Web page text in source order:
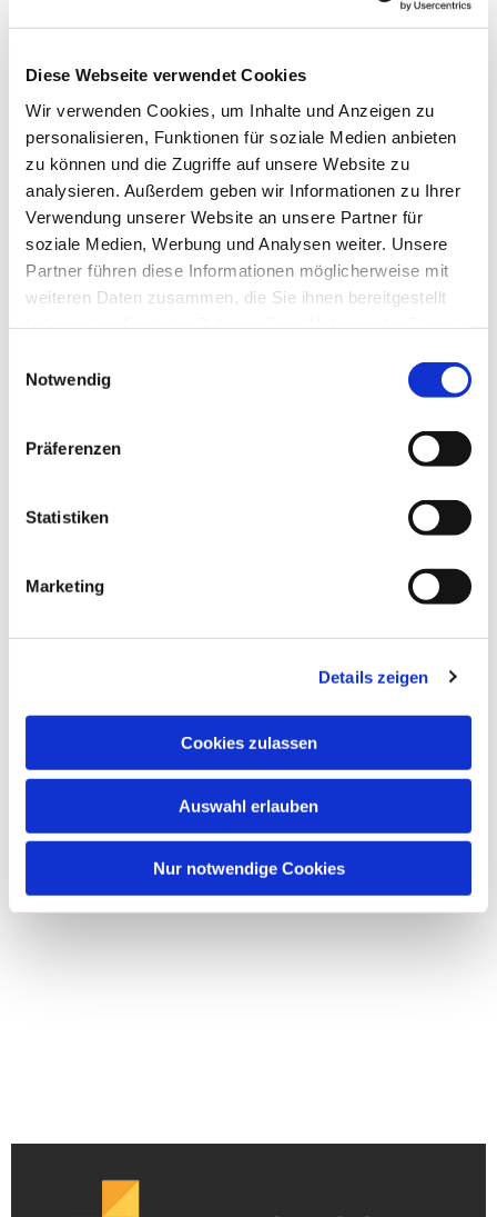
Diese Webseite verwendet Cookies
Wir verwenden Cookies, um Inhalte und Anzeigen zu
personalisieren, Funktionen für soziale Medien anbieten
zu können und die Zugriffe auf unsere Website zu
analysieren. Außerdem geben wir Informationen zu Ihrer
Verwendung unserer Website an unsere Partner für
soziale Medien, Werbung und Analysen weiter. Unsere
Partner führen diese Informationen möglicherweise mit
weiteren Daten zusammen, die Sie ihnen bereitgestellt
Notwendig
Präferenzen
Statistiken
Marketing
Details zeigen
Cookies zulassen
Auswahl erlauben
Nur notwendige Cookies
Dies könnte Sie auch